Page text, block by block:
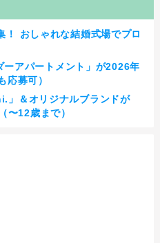
おしゃれな結婚式場でプロ
ーアパートメント」が2026年
応募可）
」＆オリジナルブランドが
〜12歳まで）